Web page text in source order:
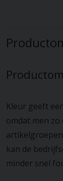
Kleur geeft
omdat men
kan de
minder snel